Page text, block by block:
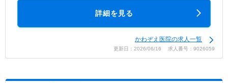
詳細を見る
かわぞえ医院の求人一覧
更新日：2026/06/16 求人番号：9026059